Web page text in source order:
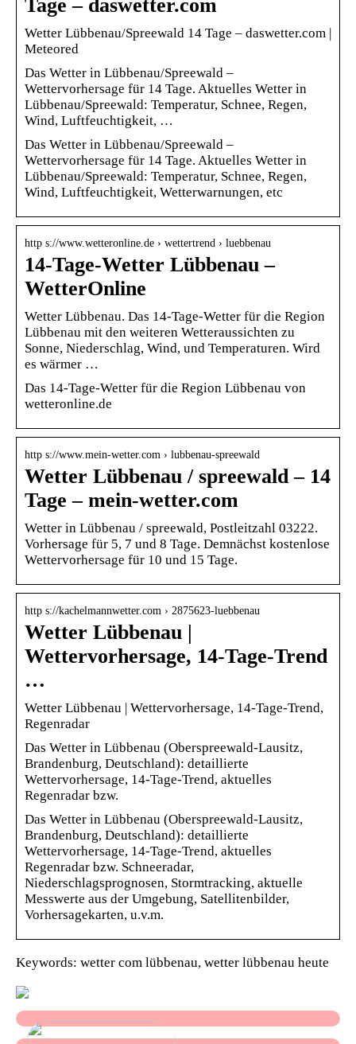
Tage – daswetter.com
Wetter Lübbenau/Spreewald 14 Tage – daswetter.com |
Meteored
Das Wetter in Lübbenau/Spreewald –
Wettervorhersage für 14 Tage. Aktuelles Wetter in
Lübbenau/Spreewald: Temperatur, Schnee, Regen,
Wind, Luftfeuchtigkeit, …
Das Wetter in Lübbenau/Spreewald –
Wettervorhersage für 14 Tage. Aktuelles Wetter in
Lübbenau/Spreewald: Temperatur, Schnee, Regen,
Wind, Luftfeuchtigkeit, Wetterwarnungen, etc
http s://www.wetteronline.de › wettertrend › luebbenau
14-Tage-Wetter Lübbenau –
WetterOnline
Wetter Lübbenau. Das 14-Tage-Wetter für die Region
Lübbenau mit den weiteren Wetteraussichten zu
Sonne, Niederschlag, Wind, und Temperaturen. Wird
es wärmer …
Das 14-Tage-Wetter für die Region Lübbenau von
wetteronline.de
http s://www.mein-wetter.com › lubbenau-spreewald
Wetter Lübbenau / spreewald – 14
Tage – mein-wetter.com
Wetter in Lübbenau / spreewald, Postleitzahl 03222.
Vorhersage für 5, 7 und 8 Tage. Demnächst kostenlose
Wettervorhersage für 10 und 15 Tage.
http s://kachelmannwetter.com › 2875623-luebbenau
Wetter Lübbenau |
Wettervorhersage, 14-Tage-Trend
…
Wetter Lübbenau | Wettervorhersage, 14-Tage-Trend,
Regenradar
Das Wetter in Lübbenau (Oberspreewald-Lausitz,
Brandenburg, Deutschland): detaillierte
Wettervorhersage, 14-Tage-Trend, aktuelles
Regenradar bzw.
Das Wetter in Lübbenau (Oberspreewald-Lausitz,
Brandenburg, Deutschland): detaillierte
Wettervorhersage, 14-Tage-Trend, aktuelles
Regenradar bzw. Schneeradar,
Niederschlagsprognosen, Stormtracking, aktuelle
Messwerte aus der Umgebung, Satellitenbilder,
Vorhersagekarten, u.v.m.
Keywords: wetter com lübbenau, wetter lübbenau heute